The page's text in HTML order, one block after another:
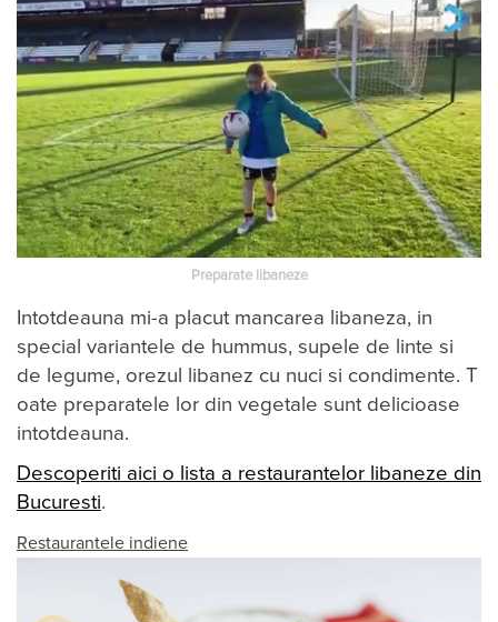
Preparate libaneze
Into​t​deauna mi-a placut mancarea libaneza, in
special variantele de hummus, supele de linte si
de legume, orezul libanez cu nuci si condimente​. T​
oate preparatele lor din vegetale sunt delicioase
intotdeauna.
Descoperiti aici o lista a restaurantelor libaneze din
Bucuresti.
Restaurantele indiene